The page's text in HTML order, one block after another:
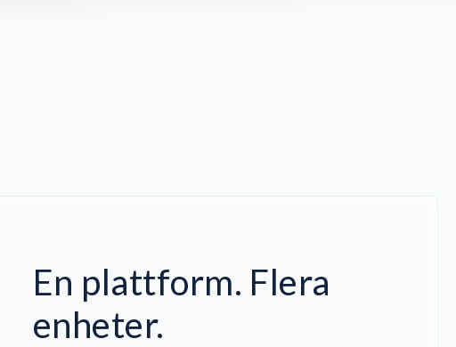
En plattform. Flera
enheter.